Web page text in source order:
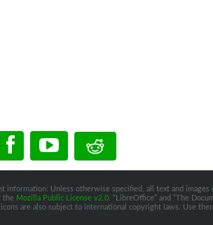
information: Unless otherwise specified, all text and images
the Mozilla Public License v2.0 . “LibreOffice” and “The
are also subject to international copyright laws. Use